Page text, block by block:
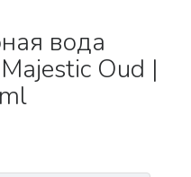
вода
Oud |